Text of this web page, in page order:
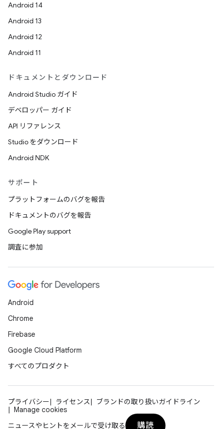
Android 14
Android 13
Android 12
Android 11
ドキュメントとダウンロード
Android Studio ガイド
デベロッパー ガイド
API リファレンス
Studio をダウンロード
Android NDK
サポート
プラットフォームのバグを報告
ドキュメントのバグを報告
Google Play support
調査に参加
Android
Chrome
Firebase
Google Cloud Platform
すべてのプロダクト
プライバシー ライセンス
ブランドの取り扱いガイドライン
Manage cookies
ニュースやヒントをメールで受け取る
購読